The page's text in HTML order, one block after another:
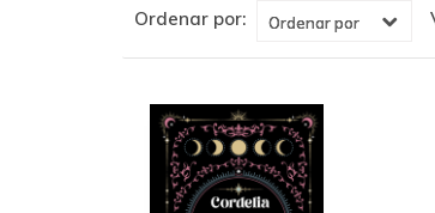
Ordenar por: